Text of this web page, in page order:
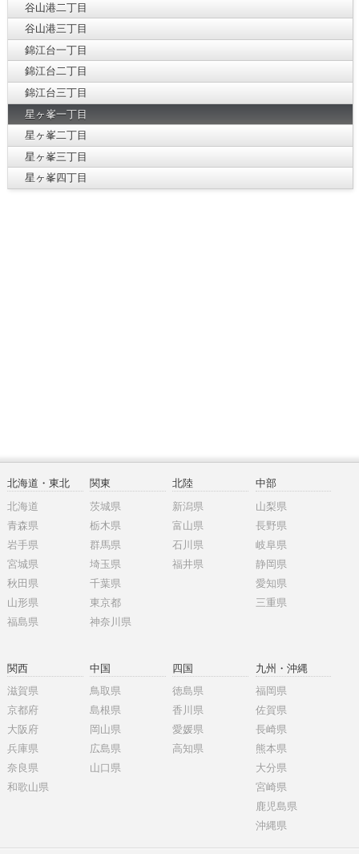
谷山港二丁目
谷山港三丁目
錦江台一丁目
錦江台二丁目
錦江台三丁目
星ヶ峯一丁目
星ヶ峯二丁目
星ヶ峯三丁目
星ヶ峯四丁目
北海道・東北
北海道
青森県
岩手県
宮城県
秋田県
山形県
福島県
関東
茨城県
栃木県
群馬県
埼玉県
千葉県
東京都
神奈川県
北陸
新潟県
富山県
石川県
福井県
中部
山梨県
長野県
岐阜県
静岡県
愛知県
三重県
関西
滋賀県
京都府
大阪府
兵庫県
奈良県
和歌山県
中国
鳥取県
島根県
岡山県
広島県
山口県
四国
徳島県
香川県
愛媛県
高知県
九州・沖縄
福岡県
佐賀県
長崎県
熊本県
大分県
宮崎県
鹿児島県
沖縄県